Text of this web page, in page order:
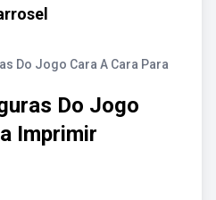
Do Jogo Cara A Cara Para
Do Jogo
Imprimir